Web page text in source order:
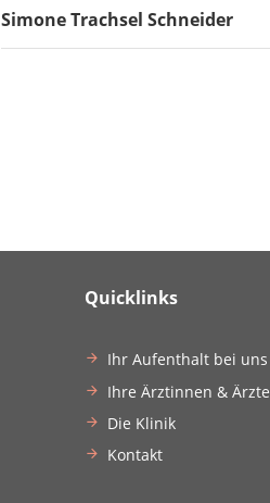
Oberarzt
Zum Profil
+41 31 632 76 72
Simone Trachsel Schneider
Pain Nurse
+41 31 632 76 72
Quicklinks
Ihr Aufenthalt bei uns
Ihre Ärztinnen & Ärzte
Die Klinik
Kontakt